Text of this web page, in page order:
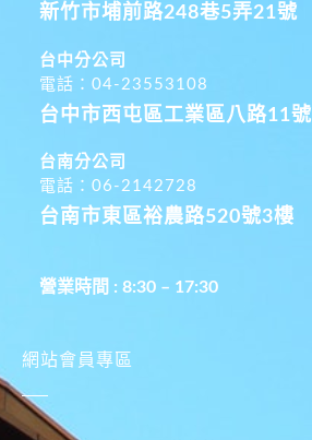
新竹市埔前路248巷5弄21號
台中分公司
電話：04-23553108
台中市西屯區工業區八路11號
台南分公司
電話：06-2142728
台南市東區裕農路520號3樓
營業時間 : 8:30 – 17:30
網站會員專區